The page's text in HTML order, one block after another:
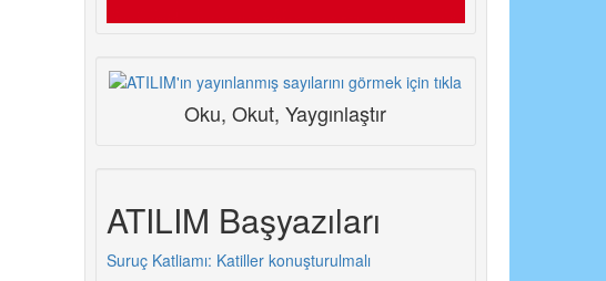
Oku, Okut, Yaygınlaştır
ATILIM Başyazıları
Suruç Katliamı: Katiller konuşturulmalı